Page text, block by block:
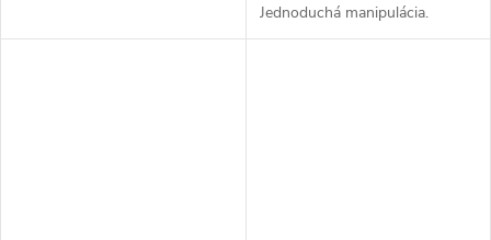
Jednoduchá manipulácia.